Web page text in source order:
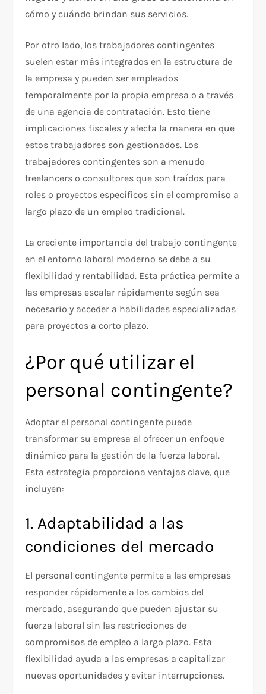
cómo y cuándo brindan sus servicios.
Por otro lado, los trabajadores contingentes
suelen estar más integrados en la estructura de
la empresa y pueden ser empleados
temporalmente por la propia empresa o a través
de una agencia de contratación. Esto tiene
implicaciones fiscales y afecta la manera en que
estos trabajadores son gestionados. Los
trabajadores contingentes son a menudo
freelancers o consultores que son traídos para
roles o proyectos específicos sin el compromiso a
largo plazo de un empleo tradicional.
La creciente importancia del trabajo contingente
en el entorno laboral moderno se debe a su
flexibilidad y rentabilidad. Esta práctica permite a
las empresas escalar rápidamente según sea
necesario y acceder a habilidades especializadas
para proyectos a corto plazo.
¿Por qué utilizar el
personal contingente?
Adoptar el personal contingente puede
transformar su empresa al ofrecer un enfoque
dinámico para la gestión de la fuerza laboral.
Esta estrategia proporciona ventajas clave, que
incluyen:
1. Adaptabilidad a las
condiciones del mercado
El personal contingente permite a las empresas
responder rápidamente a los cambios del
mercado, asegurando que pueden ajustar su
fuerza laboral sin las restricciones de
compromisos de empleo a largo plazo. Esta
flexibilidad ayuda a las empresas a capitalizar
nuevas oportunidades y evitar interrupciones.